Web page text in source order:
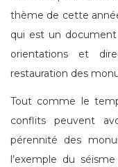
thème de cette
qui est un
orientations et
restauration des
Tout comme le
conflits peuvent
pérennité des
l’exemple du